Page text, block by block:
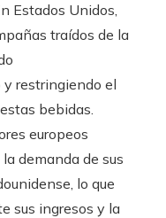
Estados Unidos,
traídos de la
restringiendo el
bebidas.
europeos
demanda de sus
lo que
sus ingresos y la